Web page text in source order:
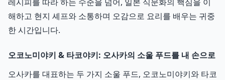
해하고 현지 셰프와 소통하며 오감으로 요리를 배우는 귀중
한 시간입니다.
오코노미야키 & 타코야키: 오사카의 소울 푸드를 내 손으로
오사카를 대표하는 두 가지 소울 푸드, 오코노미야키와 타코